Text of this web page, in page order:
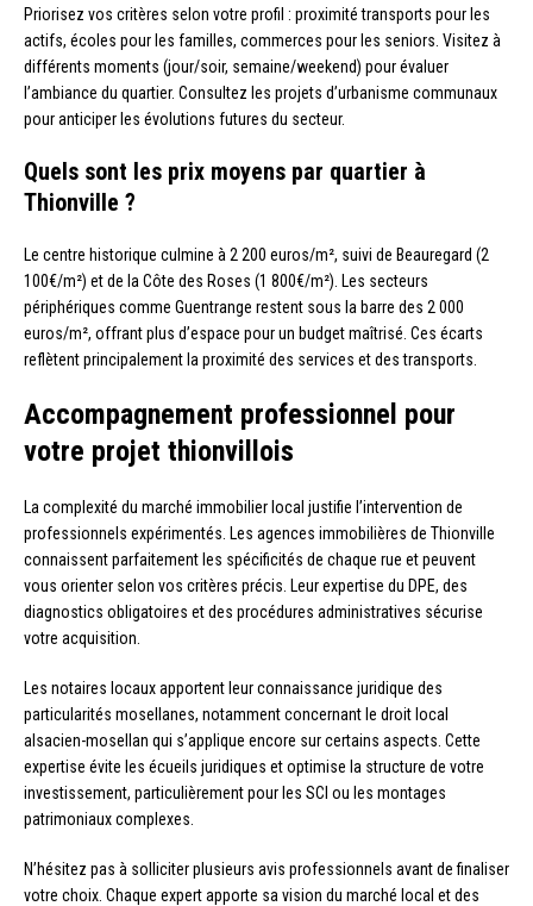
Priorisez vos critères selon votre profil : proximité transports pour les
actifs, écoles pour les familles, commerces pour les seniors. Visitez à
différents moments (jour/soir, semaine/weekend) pour évaluer
l’ambiance du quartier. Consultez les projets d’urbanisme communaux
pour anticiper les évolutions futures du secteur.
Quels sont les prix moyens par quartier à
Thionville ?
Le centre historique culmine à 2 200 euros/m², suivi de Beauregard (2
100€/m²) et de la Côte des Roses (1 800€/m²). Les secteurs
périphériques comme Guentrange restent sous la barre des 2 000
euros/m², offrant plus d’espace pour un budget maîtrisé. Ces écarts
reflètent principalement la proximité des services et des transports.
Accompagnement professionnel pour
votre projet thionvillois
La complexité du marché immobilier local justifie l’intervention de
professionnels expérimentés. Les agences immobilières de Thionville
connaissent parfaitement les spécificités de chaque rue et peuvent
vous orienter selon vos critères précis. Leur expertise du DPE, des
diagnostics obligatoires et des procédures administratives sécurise
votre acquisition.
Les notaires locaux apportent leur connaissance juridique des
particularités mosellanes, notamment concernant le droit local
alsacien-mosellan qui s’applique encore sur certains aspects. Cette
expertise évite les écueils juridiques et optimise la structure de votre
investissement, particulièrement pour les SCI ou les montages
patrimoniaux complexes.
N’hésitez pas à solliciter plusieurs avis professionnels avant de finaliser
votre choix. Chaque expert apporte sa vision du marché local et des